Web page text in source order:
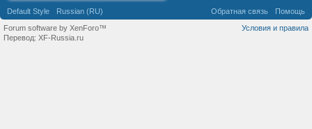
Default Style Russian (RU) Обратная связь
Помощь
Условия и правила
Forum software by XenForo™
Перевод: XF-Russia.ru